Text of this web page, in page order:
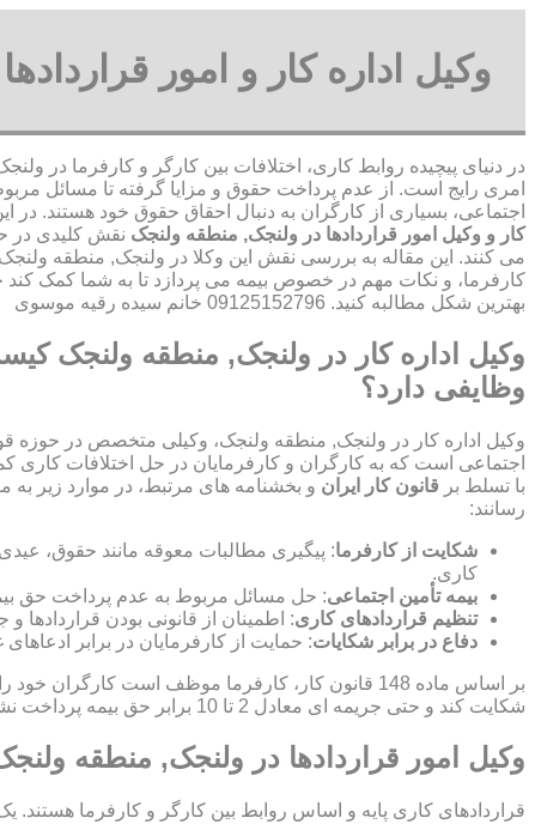
وکیل اداره کار و امور
در دنیای پیچیده روابط کاری، اختلافات بین کارگر و کارفرما در
امری رایج است. از عدم پرداخت حقوق و مزایا گرفته تا مسائل
اجتماعی، بسیاری از کارگران به دنبال احقاق حقوق خود هستند. در
کار و وکیل امور قراردادها در ولنجک, منطقه ولنجک نقش کلیدی در
می کنند. این مقاله به بررسی نقش این وکلا در ولنجک, منطقه
کارفرما، و نکات مهم در خصوص بیمه می پردازد تا به شما کمک کند
بهترین شکل مطالبه کنید. 09125152796 خانم سیده رقیه موسوی
وکیل اداره کار در ولنجک, منطقه ولنجک
وظایفی دارد؟
وکیل اداره کار در ولنجک, منطقه ولنجک، وکیلی متخصص در حوزه
اجتماعی است که به کارگران و کارفرمایان در حل اختلافات کاری
با تسلط بر قانون کار ایران و بخشنامه های مرتبط، در موارد زیر به
رسانند:
شکایت از کارفرما: پیگیری مطالبات معوقه مانند حقوق،
کاری.
بیمه تأمین اجتماعی: حل مسائل مربوط به عدم پرداخت حق
تنظیم قراردادهای کاری: اطمینان از قانونی بودن
دفاع در برابر شکایات: حمایت از کارفرمایان در برابر
بر اساس ماده 148 قانون کار، کارفرما موظف است
شکایت کند و حتی جریمه ای معادل 2 تا 10 برابر حق بیمه پرداخت نشده برای کارفرما اعمال شود.
وکیل امور قراردادها در ولنجک, منطقه
قراردادهای کاری پایه و اساس روابط بین کارگر و کارفرما هستند.